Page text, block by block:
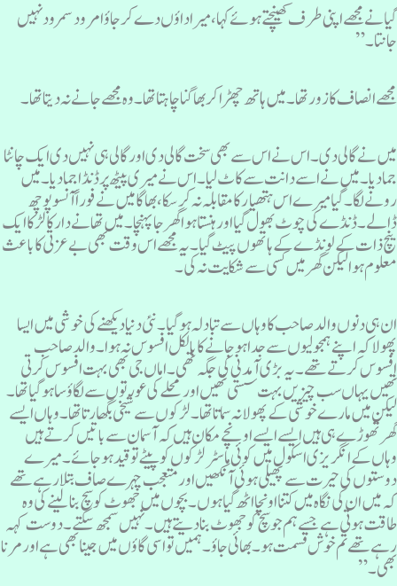
گیا نے مجھے اپنی طرف کھینچتے ہوئے کہا ،میرا داؤں دے کر جاؤ امرود سمرود نہیں
جانتا۔”
مجھے انصاف کا زور تھا۔ میں ہاتھ چھڑا کر بھاگنا چاہتا تھا۔ وہ مجھے جانے نہ دیتا تھا۔
میں نے گالی دی۔ اس نے اس سے بھی سخت گالی دی اور گالی ہی نہیں دی ایک چانٹا
جما دیا ۔ میں نے اسے دانت سے کاٹ لیا۔ اس نے میری پیٹھ پر ڈنڈا جما دیا۔ میں
رونے لگا۔ گیا میرے اس ہتھیار کا مقابلہ نہ کرسکا، بھاگا میں نے فوراً آنسو پوچھ
ڈالے ۔ڈنڈے کی چوٹ بھول گیا اور ہنستا ہوا گھر جا پہنچا۔ میں تھانے دار کا لڑکا ایک
نیچ ذات کے لونڈے کے ہاتھوں پیٹ گیا۔یہ مجھے اس وقت بھی بے عزتی کا باعث
معلوم ہوا لیکن گھر میں کسی سے شکایت نہ کی۔
ان ہی دنوں والد صاحب کا وہاں سے تبادلہ ہوگیا۔ نئی دنیا دیکھنے کی خوشی میں ایسا
پھولا کہ اپنے ہمجولیوں سے جدا ہو جانے کا بالکل افسوس نہ ہوا ۔ والد صاحب
افسوس کرتے تھے ۔ یہ بڑی آمدنی کی جگہ تھی ۔ اماں جی بھی بہت افسوس کرتی
تھیں یہاں سب چیزیں بہت سستی تھیں اور محلے کی عورتوں سے لگاؤ سا ہو گیا تھا۔
لیکن میں مارے خوشی کے پھولا نہ سماتا تھا۔ لڑکوں سے شیخی بگھارتا تھا۔ وہاں ایسے
گھر تھوڑے ہی ہیں ایسے ایسے اونچے مکان ہیں کہ آسمان سے باتیں کرتے ہیں
وہاں کے انگریزی اسکول میں کوئی ماسٹر لڑکوں کو پیٹے تو قید ہو جائے۔ میرے
دوستوں کی حیرت سے پھیلی ہوئی آنکھیں اور متعجب چہرے صاف بتلا رہے تھے
کہ میں ان کی نگاہ میں کتنا اونچا اٹھ گیا ہوں۔ بچوں میں جھوٹ کو سچ بنالینے کی وہ
طاقت ہوتی ہے جسے ہم جو سچ کو جھوٹ بنادیتے ہیں۔ نہیں سمجھ سکتے۔ دوست کہہ
رہے تھے تم خوش قسمت ہو ۔بھائی جاؤ ۔ہمیں تو اسی گاؤں میں جینا بھی ہے اور مرنا
بھی۔”